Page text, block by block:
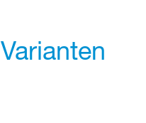
Varianten